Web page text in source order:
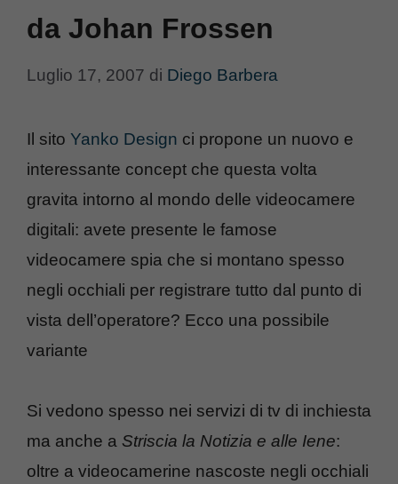
da Johan Frossen
Luglio 17, 2007 di Diego Barbera
Il sito Yanko Design ci propone un nuovo e
interessante concept che questa volta
gravita intorno al mondo delle videocamere
digitali: avete presente le famose
videocamere spia che si montano spesso
negli occhiali per registrare tutto dal punto di
vista dell’operatore? Ecco una possibile
variante
Si vedono spesso nei servizi di tv di inchiesta
ma anche a Striscia la Notizia e alle Iene:
oltre a videocamerine nascoste negli occhiali